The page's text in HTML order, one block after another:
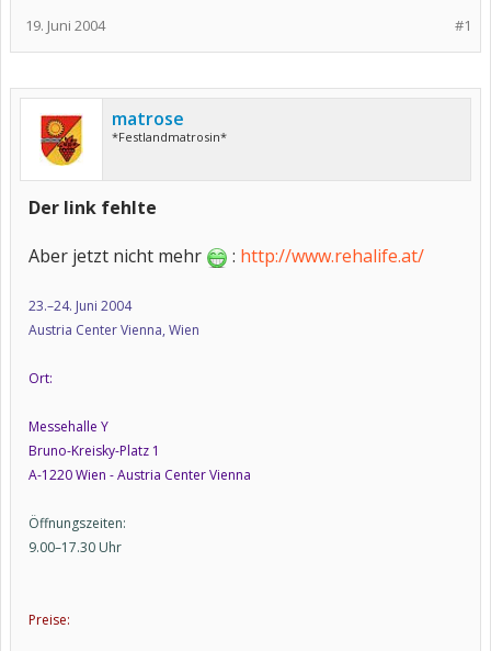
#1
19. Juni 2004
matrose
*Festlandmatrosin*
Der link fehlte
Aber jetzt nicht mehr
: http://www.rehalife.at/
23.–24. Juni 2004
Austria Center Vienna, Wien
Ort:
Messehalle Y
Bruno-Kreisky-Platz 1
A-1220 Wien - Austria Center Vienna
Öffnungszeiten:
9.00–17.30 Uhr
Preise: